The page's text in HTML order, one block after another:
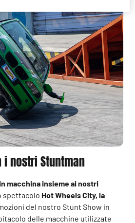
nostri Stuntman
macchina insieme ai nostri
spettacolo Hot Wheels City, la
del nostro Stunt Show in
delle macchine utilizzate